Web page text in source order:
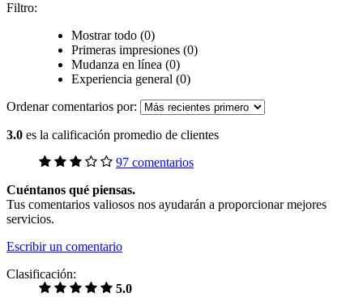
Filtro:
Mostrar todo (0)
Primeras impresiones (0)
Mudanza en línea (0)
Experiencia general (0)
Ordenar comentarios por:
3.0 es la calificación promedio de clientes
97 comentarios
Cuéntanos qué piensas.
Tus comentarios valiosos nos ayudarán a proporcionar mejores
servicios.
Escribir un comentario
Clasificación:
5.0